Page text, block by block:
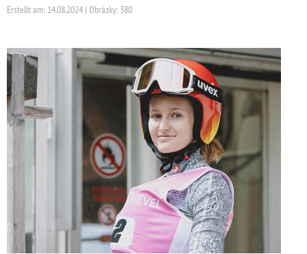
Erstellt am: 14.08.2024 | Obrázky: 380